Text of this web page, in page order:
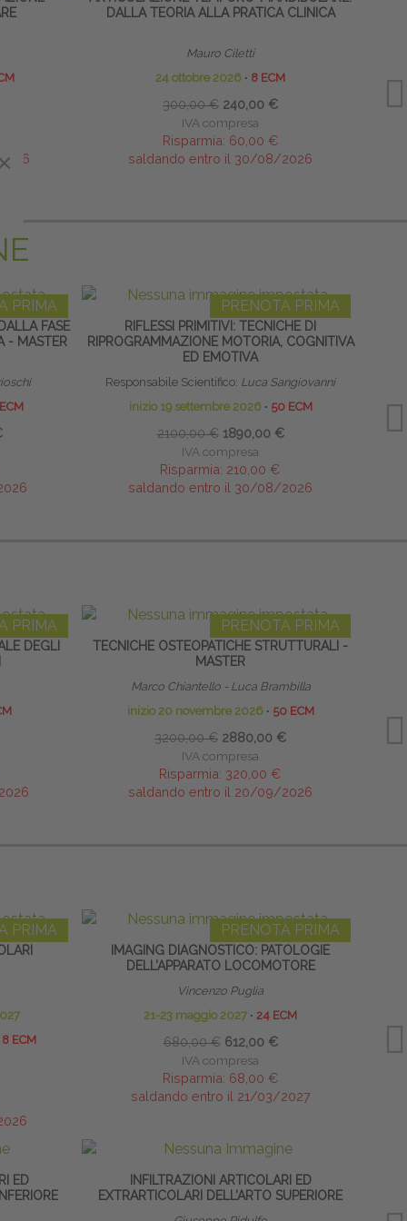
DALLA TEORIA ALLA PRATICA CLINICA
Mauro Ciletti
24 ottobre 2026 ∙ 8 ECM
300,00 € 240,00 €
IVA compresa
Risparmia: 60,00 €
saldando entro il 30/08/2026
PRIMA
FASE
- MASTER
PRENOTA PRIMA
RIFLESSI PRIMITIVI: TECNICHE DI
RIPROGRAMMAZIONE MOTORIA, COGNITIVA
ED EMOTIVA
Responsabile Scientifico: Luca Sangiovanni
inizio 19 settembre 2026 ∙ 50 ECM
2100,00 € 1890,00 €
IVA compresa
Risparmia: 210,00 €
saldando entro il 30/08/2026
PRIMA
DEGLI
PRENOTA PRIMA
TECNICHE OSTEOPATICHE STRUTTURALI -
MASTER
Marco Chiantello - Luca Brambilla
inizio 20 novembre 2026 ∙ 50 ECM
3200,00 € 2880,00 €
IVA compresa
Risparmia: 320,00 €
saldando entro il 20/09/2026
PRIMA
8 ECM
PRENOTA PRIMA
IMAGING DIAGNOSTICO: PATOLOGIE
DELL’APPARATO LOCOMOTORE
Vincenzo Puglia
21-23 maggio 2027 ∙ 24 ECM
680,00 € 612,00 €
IVA compresa
Risparmia: 68,00 €
saldando entro il 21/03/2027
ED
INFILTRAZIONI ARTICOLARI ED
EXTRARTICOLARI DELL’ARTO SUPERIORE
×
×